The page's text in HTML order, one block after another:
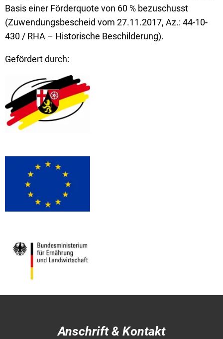
Basis einer Förderquote von 60 % bezuschusst
(Zuwendungsbescheid vom 27.11.2017, Az.: 44-10-
430 / RHA – Historische Beschilderung).
Gefördert durch:
Anschrift & Kontakt